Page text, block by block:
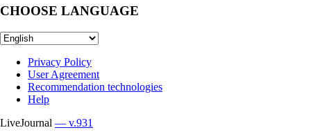
CHOOSE LANGUAGE
Privacy Policy
User Agreement
Recommendation technologies
Help
LiveJournal — v.931